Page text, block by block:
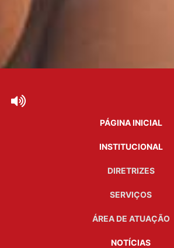
PÁGINA INICIAL
INSTITUCIONAL
DIRETRIZES
SERVIÇOS
ÁREA DE ATUAÇÃO
NOTÍCIAS